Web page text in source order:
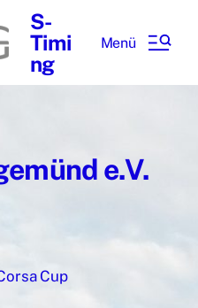
S-
Timi
ng
Menü
e.V.
Cup